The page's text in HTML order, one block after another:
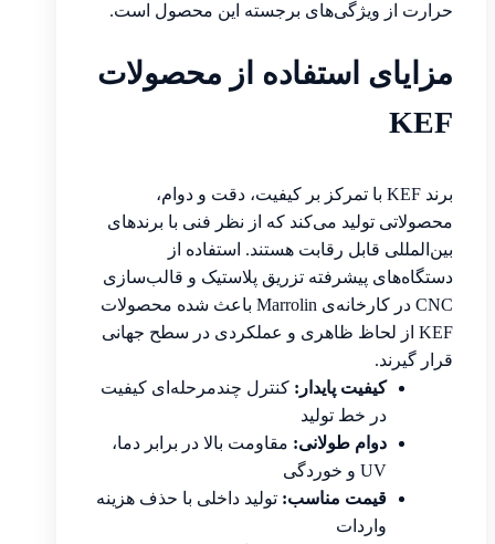
حرارت از ویژگی‌های برجسته این محصول است.
مزایای استفاده از محصولات
KEF
برند KEF با تمرکز بر کیفیت، دقت و دوام،
محصولاتی تولید می‌کند که از نظر فنی با برندهای
بین‌المللی قابل رقابت هستند. استفاده از
دستگاه‌های پیشرفته تزریق پلاستیک و قالب‌سازی
CNC در کارخانه‌ی Marrolin باعث شده محصولات
KEF از لحاظ ظاهری و عملکردی در سطح جهانی
قرار گیرند.
کیفیت پایدار: کنترل چندمرحله‌ای کیفیت
در خط تولید
دوام طولانی: مقاومت بالا در برابر دما،
UV و خوردگی
قیمت مناسب: تولید داخلی با حذف هزینه
واردات